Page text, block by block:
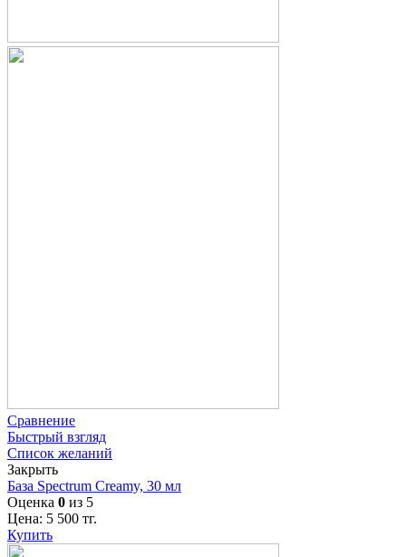
Сравнение
Быстрый взгляд
Список желаний
Закрыть
База Spectrum Creamy, 30 мл
Оценка 0 из 5
Цена: 5 500 тг.
Купить